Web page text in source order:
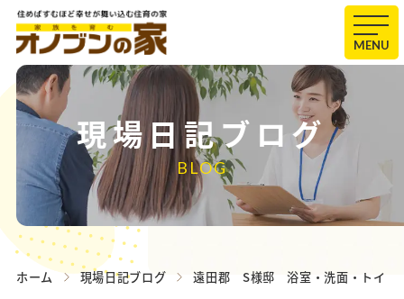
MENU
現場日記ブログ
BLOG
ホーム 現場日記ブログ 遠田郡 S様邸 浴室・洗面・トイレ